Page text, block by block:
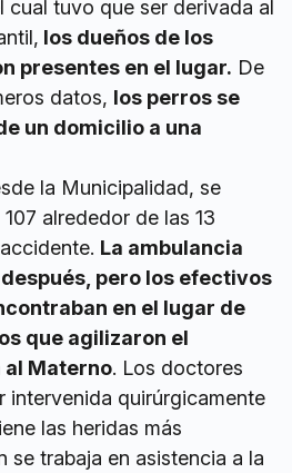
cual tuvo que ser derivada al
los dueños de los
presentes en el lugar. De
datos, los perros se
un domicilio a una
la Municipalidad, se
alrededor de las 13
La ambulancia
pero los efectivos
en el lugar de
que agilizaron el
al Materno. Los doctores
intervenida quirúrgicamente
las heridas más
se trabaja en asistencia a la